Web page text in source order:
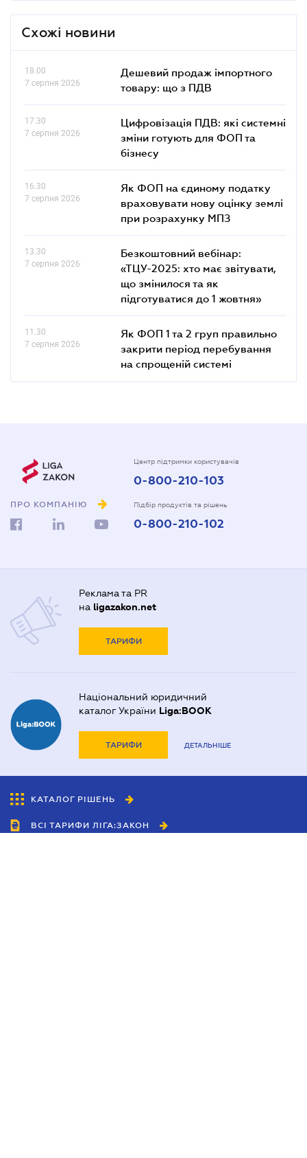
Схожі новини
18.00
7 серпня 2026
Дешевий продаж імпортного
товару: що з ПДВ
17.30
7 серпня 2026
Цифровізація ПДВ: які системні
зміни готують для ФОП та
бізнесу
16.30
7 серпня 2026
Як ФОП на єдиному податку
враховувати нову оцінку землі
при розрахунку МПЗ
13.30
7 серпня 2026
Безкоштовний вебінар:
«ТЦУ-2025: хто має звітувати,
що змінилося та як
підготуватися до 1 жовтня»
11.30
7 серпня 2026
Як ФОП 1 та 2 груп правильно
закрити період перебування
на спрощеній системі
ПРО КОМПАНІЮ
Центр підтримки користувачів
0-800-210-103
Підбір продуктів та рішень
0-800-210-102
Реклама та PR
на ligazakon.net
ТАРИФИ
Національний юридичний
каталог України Liga:BOOK
ТАРИФИ ДЕТАЛЬНІШЕ
КАТАЛОГ РІШЕНЬ
ВСІ ТАРИФИ ЛІГА:ЗАКОН